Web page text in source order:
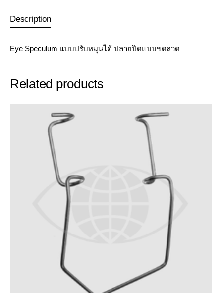
Description
Eye Speculum แบบปรับหมุนได้ ปลายปิดแบบขดลวด
Related products